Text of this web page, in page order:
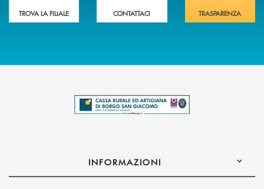
TROVA LA FILIALE CONTATTACI TRASPARENZA
INFORMAZIONI